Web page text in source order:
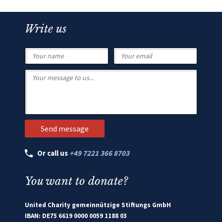
Write us
Or call us +49 7221 366 8703
You want to donate?
United Charity gemeinnützige Stiftungs GmbH
IBAN: DE75 6619 0000 0059 1188 03